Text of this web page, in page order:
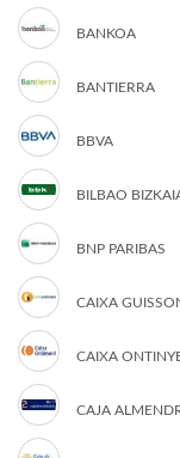
BANKOA
BANTIERRA
BBVA
BILBAO
BNP PARIBAS
CAIXA
CAIXA
CAJA